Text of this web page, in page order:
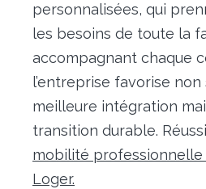
personnalisées, qui
les besoins de toute la
accompagnant chaque
l’entreprise favorise
meilleure intégration
transition durable.
mobilité
Loger.